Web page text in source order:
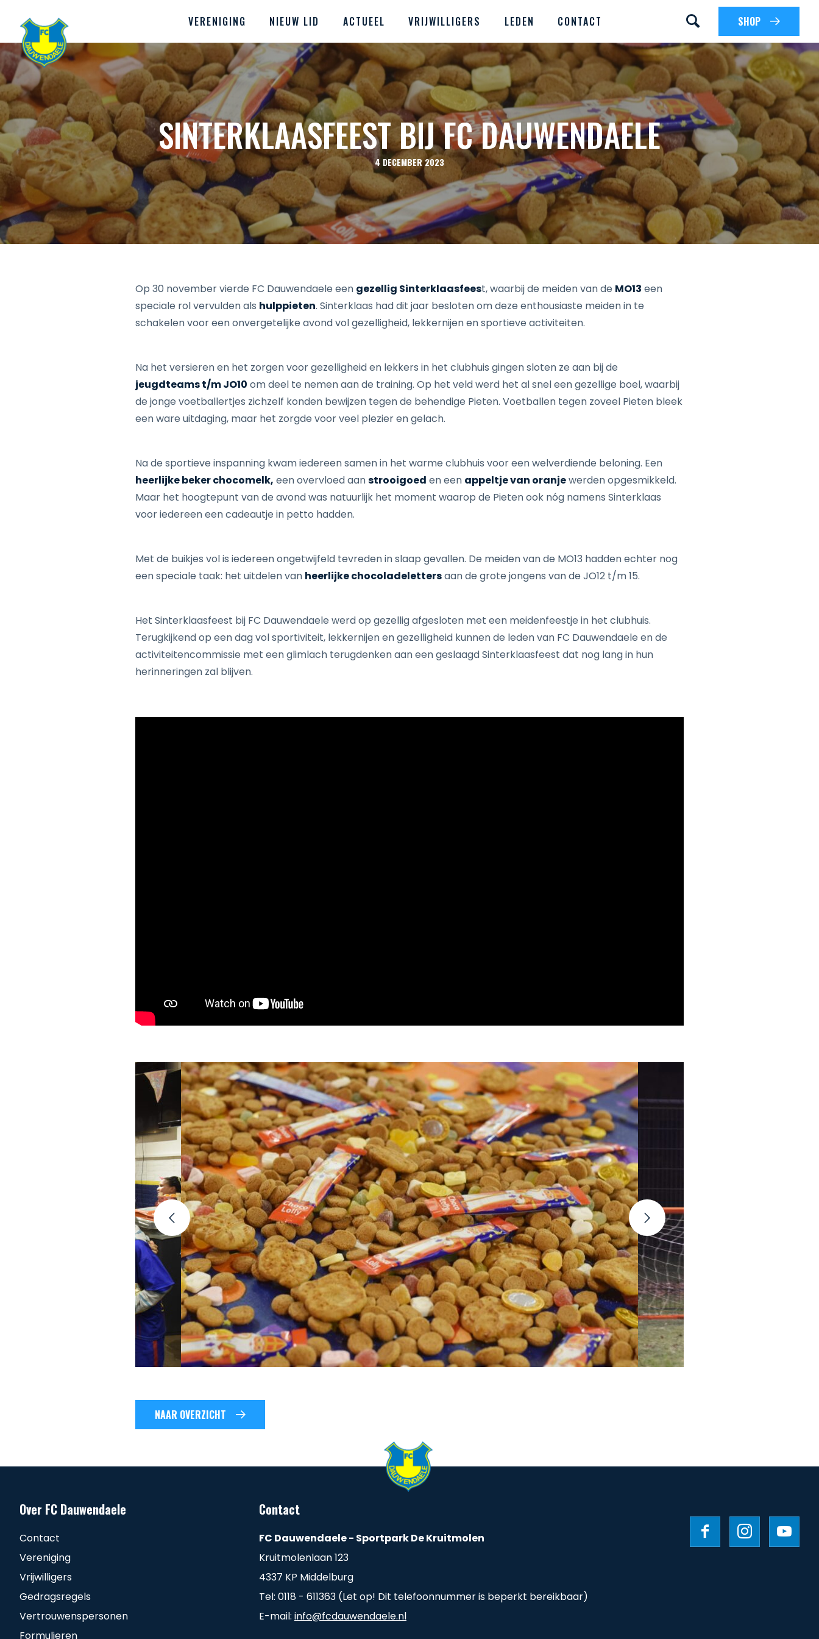
VERENIGING NIEUW LID ACTUEEL VRIJWILLIGERS LEDEN CONTACT SHOP
SINTERKLAASFEEST BIJ FC DAUWENDAELE
4 DECEMBER 2023
Op 30 november vierde FC Dauwendaele een gezellig Sinterklaasfeest, waarbij de meiden van de MO13 een
speciale rol vervulden als hulppieten. Sinterklaas had dit jaar besloten om deze enthousiaste meiden in te
schakelen voor een onvergetelijke avond vol gezelligheid, lekkernijen en sportieve activiteiten.
Na het versieren en het zorgen voor gezelligheid en lekkers in het clubhuis gingen sloten ze aan bij de
jeugdteams t/m JO10 om deel te nemen aan de training. Op het veld werd het al snel een gezellige boel, waarbij
de jonge voetballertjes zichzelf konden bewijzen tegen de behendige Pieten. Voetballen tegen zoveel Pieten bleek
een ware uitdaging, maar het zorgde voor veel plezier en gelach.
Na de sportieve inspanning kwam iedereen samen in het warme clubhuis voor een welverdiende beloning. Een
heerlijke beker chocomelk, een overvloed aanstrooigoed en een appeltje van oranjewerden opgesmikkeld.
Maar het hoogtepunt van de avond was natuurlijk het moment waarop de Pieten ook nóg namens Sinterklaas
voor iedereen een cadeautje in petto hadden.
Met de buikjes vol is iedereen ongetwijfeld tevreden in slaap gevallen. De meiden van de MO13 hadden echter nog
een speciale taak: het uitdelen van heerlijke chocoladelettersaan de grote jongens van de JO12 t/m 15.
Het Sinterklaasfeest bij FC Dauwendaele werd op gezellig afgesloten met een meidenfeestje in het clubhuis.
Terugkijkend op een dag vol sportiviteit, lekkernijen en gezelligheid kunnen de leden van FC Dauwendaele en de
activiteitencommissie met een glimlach terugdenken aan een geslaagd Sinterklaasfeest dat nog lang in hun
herinneringen zal blijven.
NAAR OVERZICHT
Over FC Dauwendaele
Contact
Vereniging
Vrijwilligers
Gedragsregels
Vertrouwenspersonen
Formulieren
Contact
FC Dauwendaele - Sportpark De Kruitmolen
Kruitmolenlaan 123
4337 KP Middelburg
Tel: 0118 - 611363 (Let op! Dit telefoonnummer is beperkt bereikbaar)
E-mail: info@fcdauwendaele.nl